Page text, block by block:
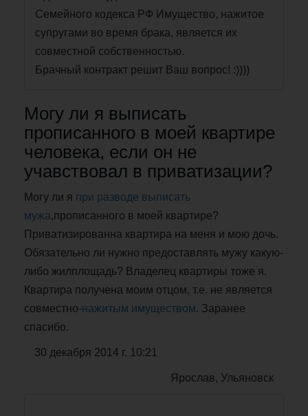
Семейного кодекса РФ Имущество, нажитое
супругами во время брака, является их
совместной собственностью.
Брачный контракт решит Ваш вопрос! :))))
Могу ли я выписать
прописанного в моей квартире
человека, если он не
учавствовал в приватизации?
Могу ли я при разводе выписать
мужа,прописанного в моей квартире?
Приватизированна квартира на меня и мою дочь.
Обязательно ли нужно предоставлять мужу какую-
либо жилплощадь? Владелец квартиры тоже я.
Квартира получена моим отцом, т.е. не является
совместно-нажитым имуществом. Заранее
спасибо.
30 декабря 2014 г. 10:21
Ярослав, Ульяновск